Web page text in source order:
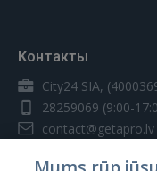
Контакты
City24 SIA,
28259069 (9:00-
contact@getapro.lv